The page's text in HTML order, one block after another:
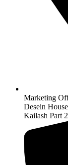
Marketing
Desein
Kailash Part